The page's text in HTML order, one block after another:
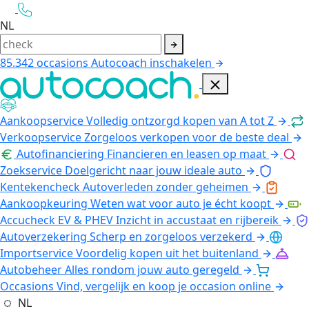
NL
85.342occasions Autocoach inschakelen
AankoopserviceVolledig ontzorgd kopen van A tot Z
VerkoopserviceZorgeloos verkopen voor de beste deal
Autofinanciering Financieren en leasen op maat
Zoekservice Doelgericht naar jouw ideale auto
KentekencheckAutoverleden zonder geheimen
Aankoopkeuring Weten wat voor auto je écht koopt
Accucheck EV & PHEVInzicht in accustaat en rijbereik
Autoverzekering Scherp en zorgeloos verzekerd
ImportserviceVoordelig kopen uit het buitenland
AutobeheerAlles rondom jouw auto geregeld
Occasions Vind, vergelijk en koop je occasion online
NL